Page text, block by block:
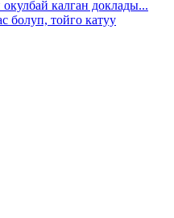
калган доклады...
болуп, тойго катуу